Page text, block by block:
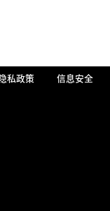
私政策 信息安全